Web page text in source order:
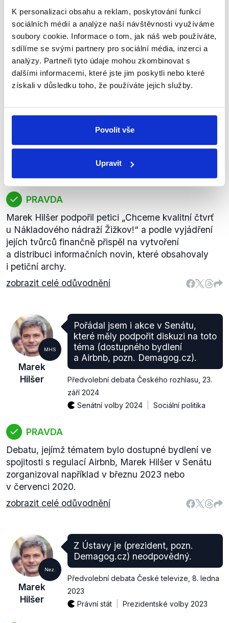
K personalizaci obsahu a reklam, poskytování funkcí
sociálních médií a analýze naší návštěvnosti využíváme
soubory cookie. Informace o tom, jak náš web používáte,
sdílíme se svými partnery pro sociální média, inzerci a
analýzy. Partneři tyto údaje mohou zkombinovat s
dalšími informacemi, které jste jim poskytli nebo které
získali v důsledku toho, že používáte jejich služby.
Povolit vše
Upravit
z hnutí STAN, předsednictvo STANu, a tedy ani
hnutí jako takové, ho skutečně v senátních ani
prezidentských volbách nepodpořilo.
zobrazit celé odůvodnění
MHS
Hilšer
Podpořil jsem je (občanské
developerům, pozn. Demagog.cz)
finančně.
Předvolební debata Českého rozhlasu,23.
září 2024
PRAVDA
Marek Hilšer podpořil petici „Chceme kvalitní čtvrť
u Nákladového nádraží Žižkov!“ a podle vyjádření
jejích tvůrců finančně přispěl na vytvoření
a distribuci informačních novin, které obsahovaly
i petiční archy.
zobrazit celé odůvodnění
MHS
Marek
Hilšer
Pořádal jsem i akce v Senátu,
které měly podpořit diskuzi na toto
téma (dostupného bydlení
a Airbnb, pozn. Demagog.cz).
Předvolební debata Českého rozhlasu 23.
září 2024
Senátní volby 2024
Sociální politika
PRAVDA
Debatu, jejímž tématem bylo dostupné bydlení ve
spojitosti s regulací Airbnb, Marek Hilšer v Senátu
zorganizoval například v březnu 2023 nebo
v červenci 2020.
zobrazit celé odůvodnění
Nez.
Marek
Hilšer
Z Ústavy je (prezident, pozn.
Demagog.cz) neodpovědný.
Předvolební debata České televize 8. ledna
2023
Právní stát
Prezidentské volby 2023